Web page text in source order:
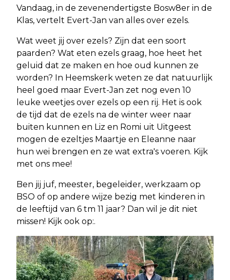
Vandaag, in de zevenendertigste Bosw8er in de
Klas, vertelt Evert-Jan van alles over ezels.
Wat weet jij over ezels? Zijn dat een soort
paarden? Wat eten ezels graag, hoe heet het
geluid dat ze maken en hoe oud kunnen ze
worden? In Heemskerk weten ze dat natuurlijk
heel goed maar Evert-Jan zet nog even 10
leuke weetjes over ezels op een rij. Het is ook
de tijd dat de ezels na de winter weer naar
buiten kunnen en Liz en Romi uit Uitgeest
mogen de ezeltjes Maartje en Eleanne naar
hun wei brengen en ze wat extra's voeren. Kijk
met ons mee!
Ben jij juf, meester, begeleider, werkzaam op
BSO of op andere wijze bezig met kinderen in
de leeftijd van 6 tm 11 jaar? Dan wil je dit niet
missen! Kijk ook op:.